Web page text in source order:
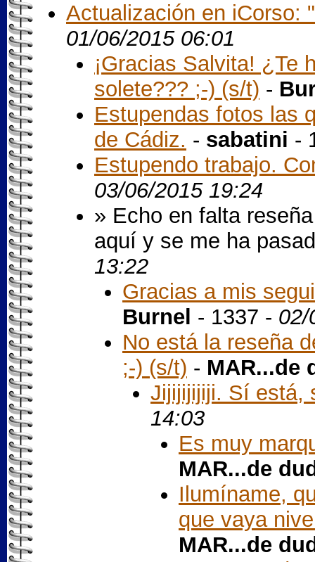
Actualización en iCorso:
01/06/2015 06:01
¡Gracias Salvita! ¿Te
solete??? ;-) (s/t) -
Estupendas fotos las
de Cádiz. - sabatini -
Estupendo trabajo.
03/06/2015 19:24
» Echo en falta
aquí y se me ha
13:22
Gracias a mis
Burnel - 1337 - 02/
No está la reseña
;-) (s/t) - MAR...de
Jijijijijiji. Sí está,
14:03
Es muy
MAR...de
Ilumíname,
que vaya
MAR...de